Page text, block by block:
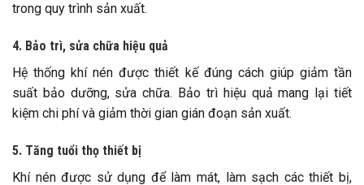
trong quy trình sản xuất.
4. Bảo trì, sửa chữa hiệu quả
Hệ thống khí nén được thiết kế đúng cách giúp giảm tần
suất bảo dưỡng, sửa chữa. Bảo trì hiệu quả mang lại tiết
kiệm chi phí và giảm thời gian gián đoạn sản xuất.
5. Tăng tuổi thọ thiết bị
Khí nén được sử dụng để làm mát, làm sạch các thiết bị,